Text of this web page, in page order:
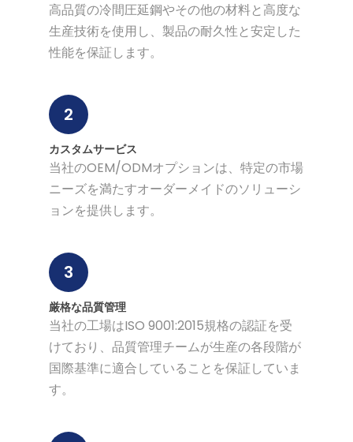
高品質の冷間圧延鋼やその他の材料と高度な
生産技術を使用し、製品の耐久性と安定した
性能を保証します。
2
カスタムサービス
当社のOEM/ODMオプションは、特定の市場
ニーズを満たすオーダーメイドのソリューシ
ョンを提供します。
3
厳格な品質管理
当社の工場はISO 9001:2015規格の認証を受
けており、品質管理チームが生産の各段階が
国際基準に適合していることを保証していま
す。